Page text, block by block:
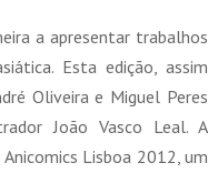
a apresentar trabalhos
Esta edição, assim
Oliveira e Miguel Peres
João Vasco Leal. A
Lisboa 2012, um